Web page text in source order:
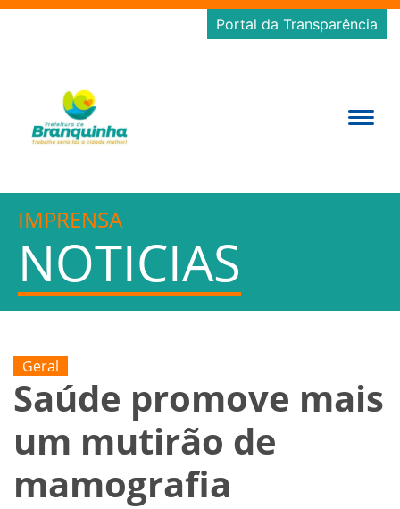
Portal da Transparência
IMPRENSA
NOTICIAS
Geral
Saúde promove mais
um mutirão de
mamografia